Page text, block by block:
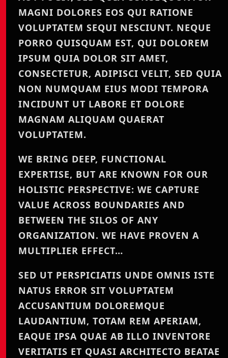
MAGNI DOLORES EOS QUI RATIONE
VOLUPTATEM SEQUI NESCIUNT. NEQUE
PORRO QUISQUAM EST, QUI DOLOREM
IPSUM QUIA DOLOR SIT AMET,
CONSECTETUR, ADIPISCI VELIT, SED QUIA
NON NUMQUAM EIUS MODI TEMPORA
INCIDUNT UT LABORE ET DOLORE
MAGNAM ALIQUAM QUAERAT
VOLUPTATEM.
WE BRING DEEP, FUNCTIONAL
EXPERTISE, BUT ARE KNOWN FOR OUR
HOLISTIC PERSPECTIVE: WE CAPTURE
VALUE ACROSS BOUNDARIES AND
BETWEEN THE SILOS OF ANY
ORGANIZATION. WE HAVE PROVEN A
MULTIPLIER EFFECT…
SED UT PERSPICIATIS UNDE OMNIS ISTE
NATUS ERROR SIT VOLUPTATEM
ACCUSANTIUM DOLOREMQUE
LAUDANTIUM, TOTAM REM APERIAM,
EAQUE IPSA QUAE AB ILLO INVENTORE
VERITATIS ET QUASI ARCHITECTO BEATAE